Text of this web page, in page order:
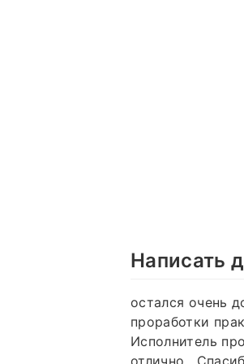
Написать
остался очень
проработки
Исполнитель
отлично .